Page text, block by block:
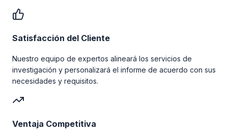
Satisfacción del Cliente
Nuestro equipo de expertos alineará los servicios de
investigación y personalizará el informe de acuerdo con sus
necesidades y requisitos.
Ventaja Competitiva